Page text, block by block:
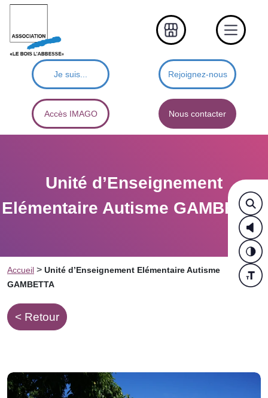
Je suis... Rejoignez-nous
Accès IMAGO Nous contacter
Unité d’Enseignement
Elémentaire Autisme GAMBETTA
Accueil > Unité d’Enseignement Elémentaire Autisme
GAMBETTA
< Retour